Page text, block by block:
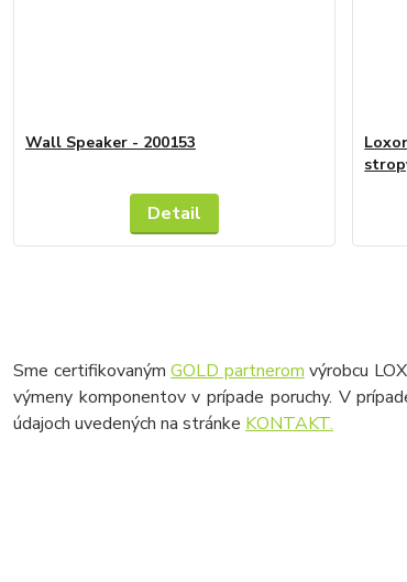
Wall Speaker - 200153
Detail
Sme certifikovanýmGOLD partnerom výrobcu
výmeny komponentov v prípade poruchy. V
údajoch uvedených na stránke KONTAKT.